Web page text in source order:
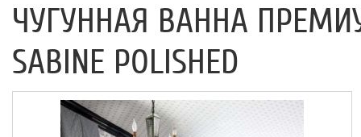
ЧУГУННАЯ ВАННА
SABINE POLISHED